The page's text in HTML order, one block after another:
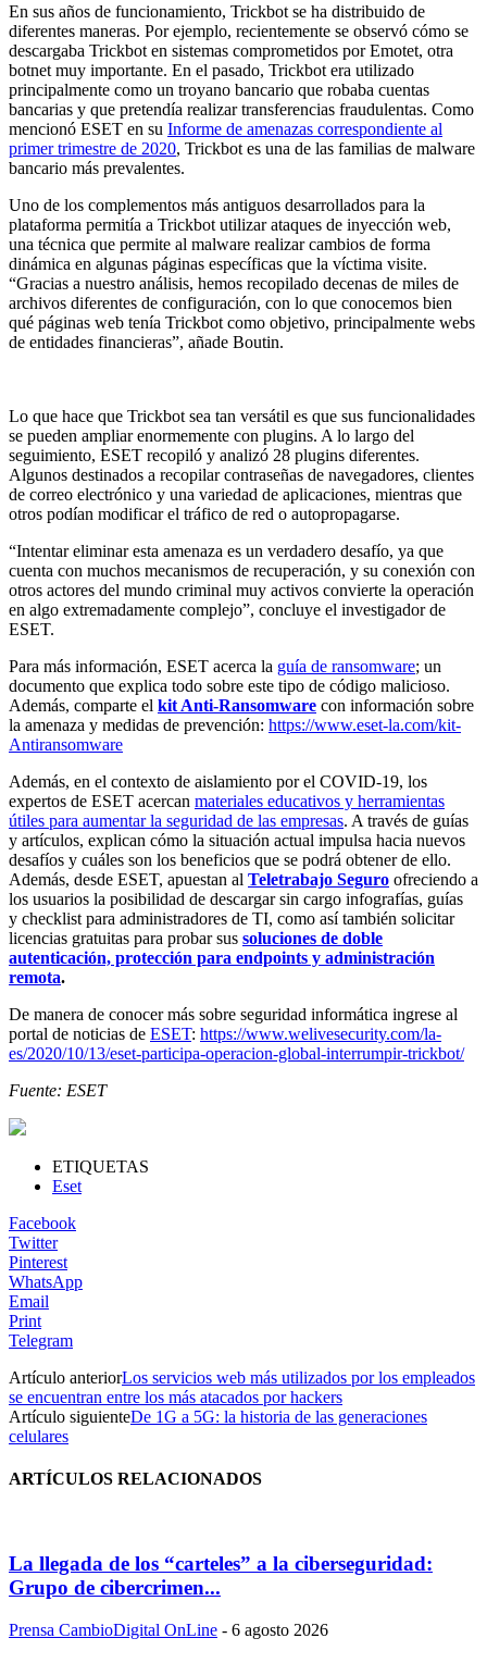
En sus años de funcionamiento, Trickbot se ha distribuido de
diferentes maneras. Por ejemplo, recientemente se observó cómo se
descargaba Trickbot en sistemas comprometidos por Emotet, otra
botnet muy importante. En el pasado, Trickbot era utilizado
principalmente como un troyano bancario que robaba cuentas
bancarias y que pretendía realizar transferencias fraudulentas. Como
mencionó ESET en su Informe de amenazas correspondiente al
primer trimestre de 2020, Trickbot es una de las familias de malware
bancario más prevalentes.
Uno de los complementos más antiguos desarrollados para la
plataforma permitía a Trickbot utilizar ataques de inyección web,
una técnica que permite al malware realizar cambios de forma
dinámica en algunas páginas específicas que la víctima visite.
“Gracias a nuestro análisis, hemos recopilado decenas de miles de
archivos diferentes de configuración, con lo que conocemos bien
qué páginas web tenía Trickbot como objetivo, principalmente webs
de entidades financieras”, añade Boutin.
Lo que hace que Trickbot sea tan versátil es que sus funcionalidades
se pueden ampliar enormemente con plugins. A lo largo del
seguimiento, ESET recopiló y analizó 28 plugins diferentes.
Algunos destinados a recopilar contraseñas de navegadores, clientes
de correo electrónico y una variedad de aplicaciones, mientras que
otros podían modificar el tráfico de red o autopropagarse.
“Intentar eliminar esta amenaza es un verdadero desafío, ya que
cuenta con muchos mecanismos de recuperación, y su conexión con
otros actores del mundo criminal muy activos convierte la operación
en algo extremadamente complejo”, concluye el investigador de
ESET.
Para más información, ESET acerca la guía de ransomware; un
documento que explica todo sobre este tipo de código malicioso.
Además, comparte el kit Anti-Ransomware con información sobre
la amenaza y medidas de prevención: https://www.eset-la.com/kit-
Antiransomware
Además, en el contexto de aislamiento por el COVID-19, los
expertos de ESET acercan materiales educativos y herramientas
útiles para aumentar la seguridad de las empresas. A través de guías
y artículos, explican cómo la situación actual impulsa hacia nuevos
desafíos y cuáles son los beneficios que se podrá obtener de ello.
Además, desde ESET, apuestan al Teletrabajo Seguro ofreciendo a
los usuarios la posibilidad de descargar sin cargo infografías, guías
y checklist para administradores de TI, como así también solicitar
licencias gratuitas para probar sus soluciones de doble
autenticación, protección para endpoints y administración
remota.
De manera de conocer más sobre seguridad informática ingrese al
portal de noticias de ESET: https://www.welivesecurity.com/la-
es/2020/10/13/eset-participa-operacion-global-interrumpir-trickbot/
Fuente: ESET
ETIQUETAS
Eset
Facebook
Twitter
Pinterest
WhatsApp
Email
Print
Telegram
Artículo anteriorLos servicios web más utilizados por los empleados
se encuentran entre los más atacados por hackers
Artículo siguienteDe 1G a 5G: la historia de las generaciones
celulares
ARTÍCULOS RELACIONADOS
La llegada de los “carteles” a la ciberseguridad:
Grupo de cibercrimen...
Prensa CambioDigital OnLine - 6 agosto 2026